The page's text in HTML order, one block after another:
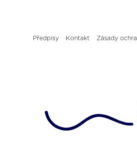
Předpisy Kontakt Zásady